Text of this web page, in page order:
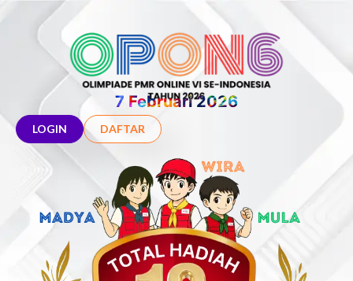
7 Februari 2026
LOGIN DAFTAR